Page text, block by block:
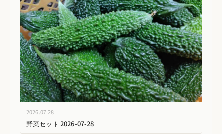
2026.07.28
野菜セット 2026-07-28